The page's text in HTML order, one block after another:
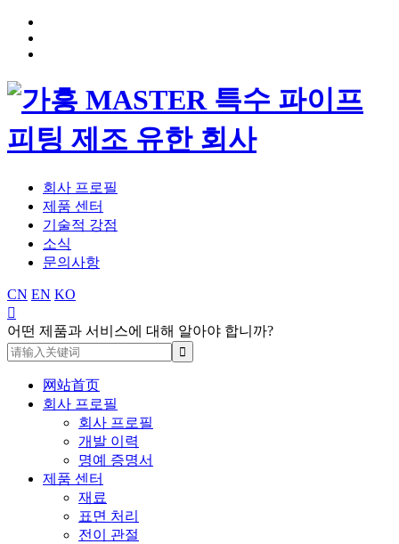
회사 프로필
제품 센터
기술적 강점
소식
문의사항
CN EN KO

어떤 제품과 서비스에 대해 알아야 합니까?
网站首页
회사 프로필
회사 프로필
개발 이력
명예 증명서
제품 센터
재료
표면 처리
전이 관절